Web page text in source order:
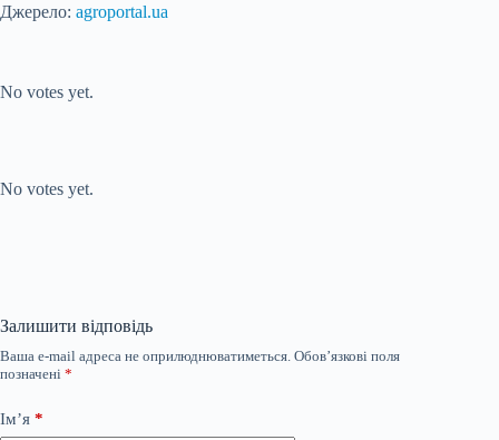
Джерело: agroportal.ua
No votes yet.
No votes yet.
Залишити відповідь
Ваша e-mail адреса не оприлюднюватиметься. Обов’язкові поля
позначені *
Ім’я *